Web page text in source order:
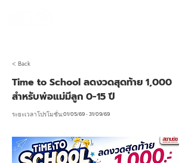
< Back
Time to School ลดงวดสุดท้าย 1,000
สำหรับพ่อแม่มีลูก 0-15 ปี
ระยะเวลาโปรโมชั่น:01/05/69 - 31/09/69